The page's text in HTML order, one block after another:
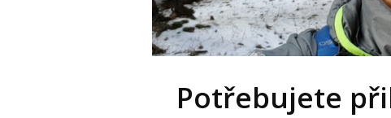
Potřebujete